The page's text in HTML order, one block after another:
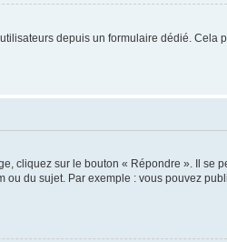
depuis un formulaire dédié. Cela
cliquez sur le bouton « Répondre ». Il se
ou du sujet. Par exemple : vous pouvez